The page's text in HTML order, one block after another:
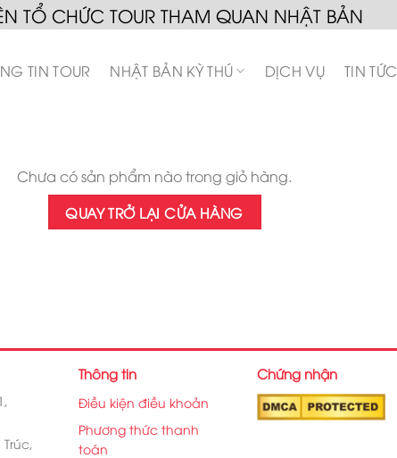
TỔ CHỨC TOUR THAM QUAN NHẬT BẢN
TIN TOUR NHẬT BẢN KỲ THÚ DỊCH VỤ TIN TỨC
Chưa có sản phẩm nào trong giỏ hàng.
QUAY TRỞ LẠI CỬA HÀNG
Thông tin
Điều kiện điều khoản
Phương thức thanh
toán
Chứng nhận